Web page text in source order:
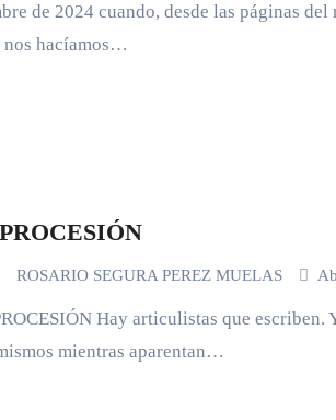
de 2024 cuando, desde las páginas del
nos hacíamos…
ROSARIO SEGURA PEREZ MUELAS
Hay articulistas que escriben.
mientras aparentan…